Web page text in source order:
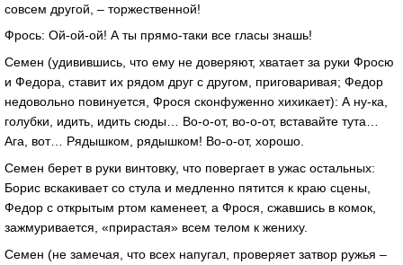
совсем другой, – торжественной!
Фрось: Ой-ой-ой! А ты прямо-таки все гласы знашь!
Семен (удивившись, что ему не доверяют, хватает за руки Фросю
и Федора, ставит их рядом друг с другом, приговаривая; Федор
недовольно повинуется, Фрося сконфуженно хихикает): А ну-ка,
голубки, идить, идить сюды… Во-о-от, во-о-от, вставайте тута…
Ага, вот… Рядышком, рядышком! Во-о-от, хорошо.
Семен берет в руки винтовку, что повергает в ужас остальных:
Борис вскакивает со стула и медленно пятится к краю сцены,
Федор с открытым ртом каменеет, а Фрося, сжавшись в комок,
зажмуривается, «прирастая» всем телом к жениху.
Семен (не замечая, что всех напугал, проверяет затвор ружья –